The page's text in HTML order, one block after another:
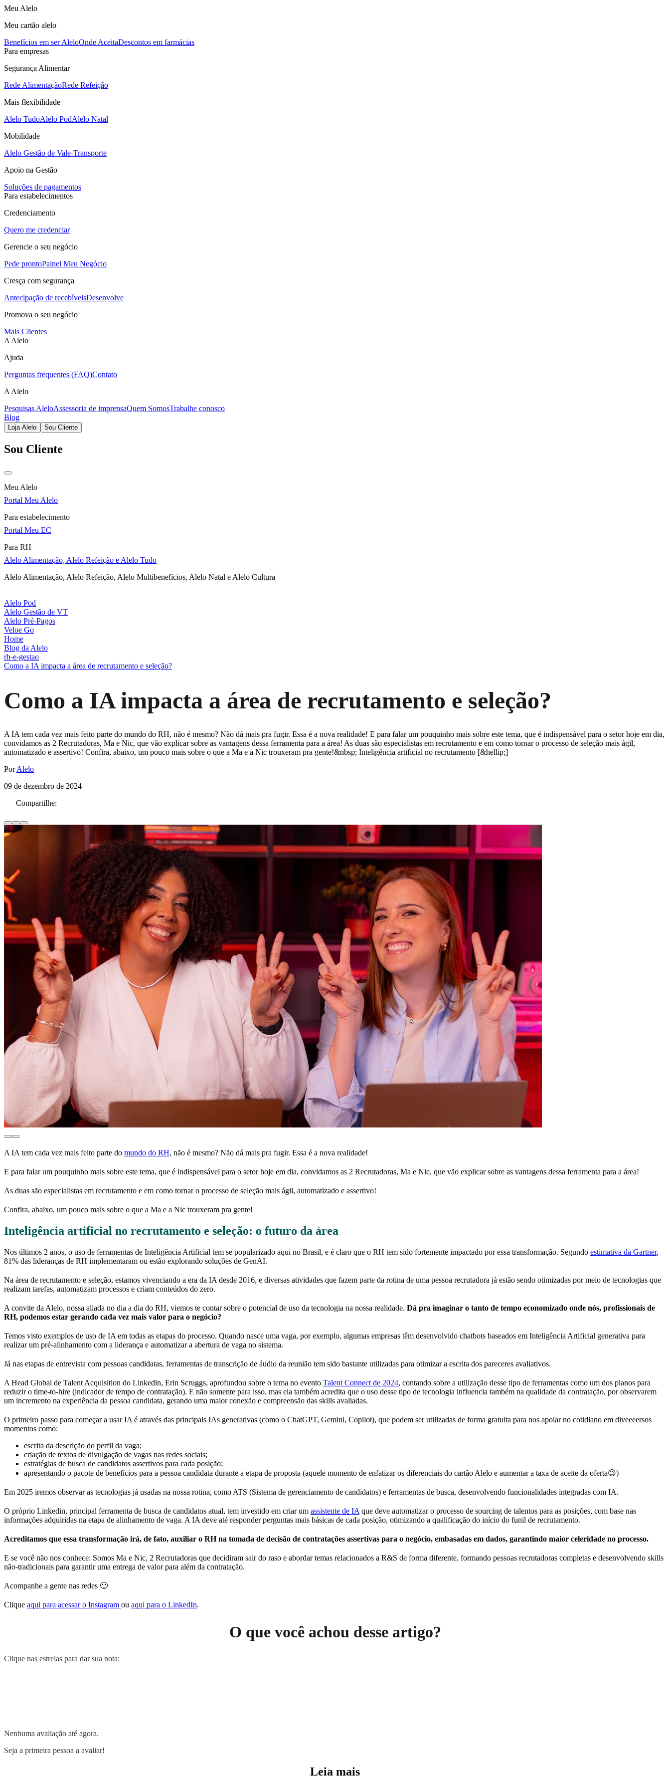
Meu Alelo
Meu cartão alelo
Benefícios em ser AleloOnde AceitaDescontos em farmácias
Para empresas
Segurança Alimentar
Rede AlimentaçãoRede Refeição
Mais flexibilidade
Alelo TudoAlelo PodAlelo Natal
Mobilidade
Alelo Gestão de Vale-Transporte
Apoio na Gestão
Soluções de pagamentos
Para estabelecimentos
Credenciamento
Quero me credenciar
Gerencie o seu negócio
Pede prontoPainel Meu Negócio
Cresça com segurança
Antecipação de recebíveisDesenvolve
Promova o seu negócio
Mais Clientes
A Alelo
Ajuda
Perguntas frequentes (FAQ)Contato
A Alelo
Pesquisas AleloAssessoria de imprensaQuem SomosTrabalhe conosco
Blog
Loja Alelo Sou Cliente
Sou Cliente
Meu Alelo
Portal Meu Alelo
Para estabelecimento
Portal Meu EC
Para RH
Alelo Alimentação, Alelo Refeição e Alelo Tudo
Alelo Alimentação, Alelo Refeição, Alelo Multibenefícios, Alelo Natal e Alelo Cultura
Alelo Pod
Alelo Gestão de VT
Alelo Pré-Pagos
Veloe Go
Home
Blog da Alelo
rh-e-gestao
Como a IA impacta a área de recrutamento e seleção?
Como a IA impacta a área de recrutamento e seleção?
A IA tem cada vez mais feito parte do mundo do RH, não é mesmo? Não dá mais pra fugir. Essa é a nova realidade! E para falar um pouquinho mais sobre este tema, que é indispensável para o setor hoje em dia,
convidamos as 2 Recrutadoras, Ma e Nic, que vão explicar sobre as vantagens dessa ferramenta para a área! As duas são especialistas em recrutamento e em como tornar o processo de seleção mais ágil,
automatizado e assertivo! Confira, abaixo, um pouco mais sobre o que a Ma e a Nic trouxeram pra gente!&nbsp; Inteligência artificial no recrutamento [&hellip;]
PorAlelo
09 de dezembro de 2024
Compartilhe:
A IA tem cada vez mais feito parte do mundo do RH, não é mesmo? Não dá mais pra fugir. Essa é a nova realidade!
E para falar um pouquinho mais sobre este tema, que é indispensável para o setor hoje em dia, convidamos as 2 Recrutadoras, Ma e Nic, que vão explicar sobre as vantagens dessa ferramenta para a área!
As duas são especialistas em recrutamento e em como tornar o processo de seleção mais ágil, automatizado e assertivo!
Confira, abaixo, um pouco mais sobre o que a Ma e a Nic trouxeram pra gente!
Inteligência artificial no recrutamento e seleção: o futuro da área
Nos últimos 2 anos, o uso de ferramentas de Inteligência Artificial tem se popularizado aqui no Brasil, e é claro que o RH tem sido fortemente impactado por essa transformação. Segundo estimativa da Gartner,
81% das lideranças de RH implementaram ou estão explorando soluções de GenAI.
Na área de recrutamento e seleção, estamos vivenciando a era da IA desde 2016, e diversas atividades que fazem parte da rotina de uma pessoa recrutadora já estão sendo otimizadas por meio de tecnologias que
realizam tarefas, automatizam processos e criam conteúdos do zero.
A convite da Alelo, nossa aliada no dia a dia do RH, viemos te contar sobre o potencial de uso da tecnologia na nossa realidade. Dá pra imaginar o tanto de tempo economizado onde nós, profissionais de
RH, podemos estar gerando cada vez mais valor para o negócio?
Temos visto exemplos de uso de IA em todas as etapas do processo. Quando nasce uma vaga, por exemplo, algumas empresas têm desenvolvido chatbots baseados em Inteligência Artificial generativa para
realizar um pré-alinhamento com a liderança e automatizar a abertura de vaga no sistema.
Já nas etapas de entrevista com pessoas candidatas, ferramentas de transcrição de áudio da reunião tem sido bastante utilizadas para otimizar a escrita dos pareceres avaliativos.
A Head Global de Talent Acquisition do Linkedin, Erin Scruggs, aprofundou sobre o tema no evento Talent Connect de 2024, contando sobre a utilização desse tipo de ferramentas como um dos planos para
reduzir o time-to-hire (indicador de tempo de contratação). E não somente para isso, mas ela também acredita que o uso desse tipo de tecnologia influencia também na qualidade da contratação, por observarem
um incremento na experiência da pessoa candidata, gerando uma maior conexão e compreensão das skills avaliadas.
O primeiro passo para começar a usar IA é através das principais IAs generativas (como o ChatGPT, Gemini, Copilot), que podem ser utilizadas de forma gratuita para nos apoiar no cotidiano em diveeeersos
momentos como:
escrita da descrição do perfil da vaga;
criação de textos de divulgação de vagas nas redes sociais;
estratégias de busca de candidatos assertivos para cada posição;
apresentando o pacote de benefícios para a pessoa candidata durante a etapa de proposta (aquele momento de enfatizar os diferenciais do cartão Alelo e aumentar a taxa de aceite da oferta😉)
Em 2025 iremos observar as tecnologias já usadas na nossa rotina, como ATS (Sistema de gerenciamento de candidatos) e ferramentas de busca, desenvolvendo funcionalidades integradas com IA.
O próprio Linkedin, principal ferramenta de busca de candidatos atual, tem investido em criar um assistente de IA que deve automatizar o processo de sourcing de talentos para as posições, com base nas
informações adquiridas na etapa de alinhamento de vaga. A IA deve até responder perguntas mais básicas de cada posição, otimizando a qualificação do início do funil de recrutamento.
Acreditamos que essa transformação irá, de fato, auxiliar o RH na tomada de decisão de contratações assertivas para o negócio, embasadas em dados, garantindo maior celeridade no processo.
E se você não nos conhece: Somos Ma e Nic, 2 Recrutadoras que decidiram sair do raso e abordar temas relacionados a R&S de forma diferente, formando pessoas recrutadoras completas e desenvolvendo skills
não-tradicionais para garantir uma entrega de valor para além da contratação.
Acompanhe a gente nas redes 🙂
Clique aqui para acessar o Instagram ou aqui para o LinkedIn.
O que você achou desse artigo?
Clique nas estrelas para dar sua nota:
Nenhuma avaliação até agora.
Seja a primeira pessoa a avaliar!
Leia mais